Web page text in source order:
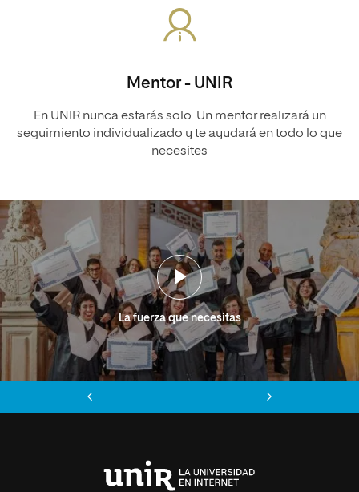
Mentor - UNIR
En UNIR nunca estarás solo. Un mentor realizará un
seguimiento individualizado y te ayudará en todo lo que
necesites
La fuerza que necesitas